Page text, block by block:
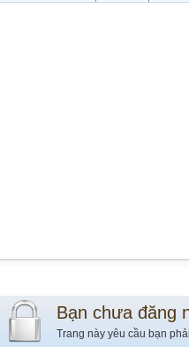
Bạn chưa đăng
Trang này yêu cầu bạn